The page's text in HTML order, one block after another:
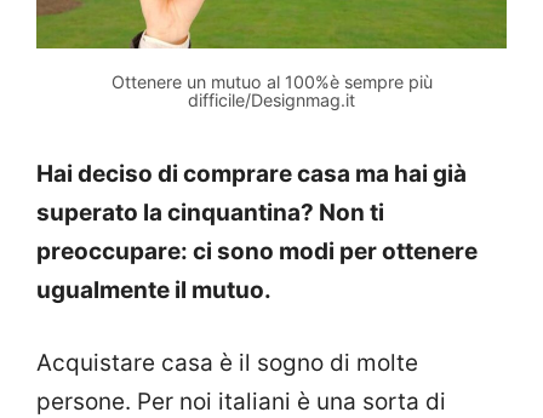
Ottenere un mutuo al 100%è sempre più
difficile/Designmag.it
Hai deciso di comprare casa ma hai già
superato la cinquantina? Non ti
preoccupare: ci sono modi per ottenere
ugualmente il mutuo.
Acquistare casa è il sogno di molte
persone. Per noi italiani è una sorta di